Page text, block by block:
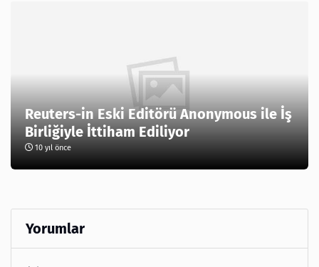
Reuters-in Eski Editörü Anonymous ile İş
Birliğiyle İttiham Ediliyor
10 yıl önce
Yorumlar